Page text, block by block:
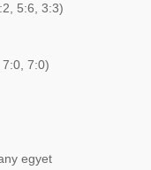
5:6, 3:3)
7:0)
egyet